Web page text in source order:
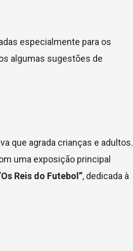
especialmente para os
algumas sugestões de
que agrada crianças e adultos.
uma exposição principal
Reis do Futebol”, dedicada à